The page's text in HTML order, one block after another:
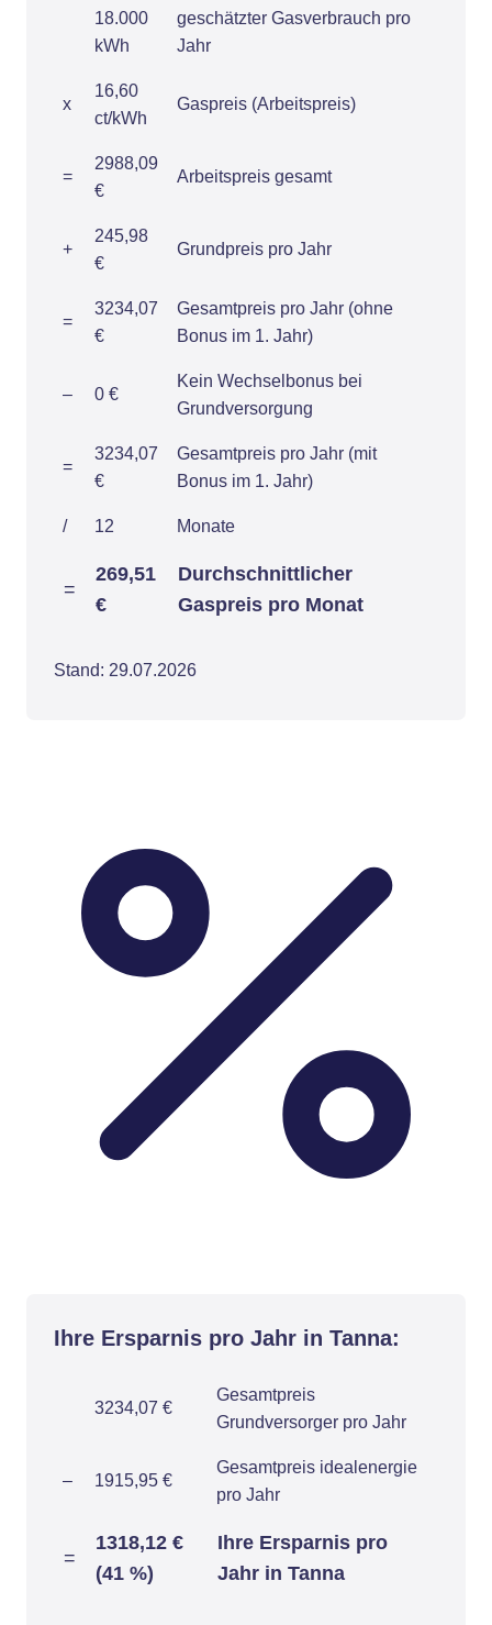
18.000
kWh
geschätzter Gasverbrauch pro
Jahr
x
16,60
ct/kWh
Gaspreis (Arbeitspreis)
=
2988,09
€
Arbeitspreis gesamt
+
245,98
€
Grundpreis pro Jahr
=
3234,07
€
Gesamtpreis pro Jahr (ohne
Bonus im 1. Jahr)
– 0 €
Kein Wechselbonus bei
Grundversorgung
=
3234,07
€
Gesamtpreis pro Jahr (mit
Bonus im 1. Jahr)
/ 12 Monate
=
269,51
€
Durchschnittlicher
Gaspreis pro Monat
Stand: 29.07.2026
Ihre Ersparnis pro Jahr in Tanna:
3234,07 €
Gesamtpreis
Grundversorger pro Jahr
– 1915,95 €
Gesamtpreis idealenergie
pro Jahr
=
1318,12 €
(41 %)
Ihre Ersparnis pro
Jahr in Tanna